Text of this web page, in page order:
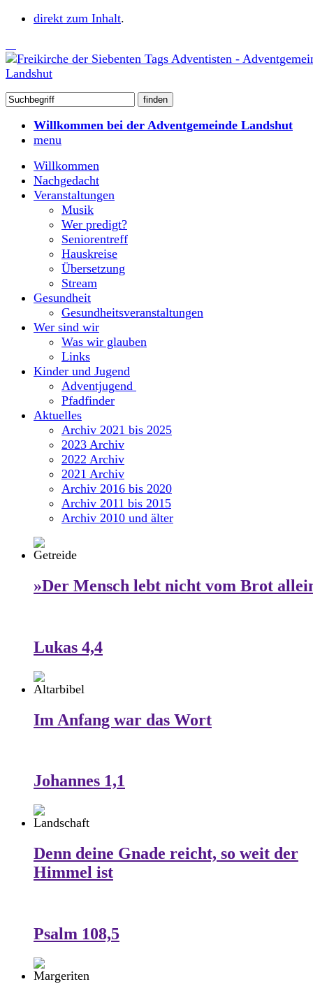
direkt zum Inhalt.
Willkommen bei der Adventgemeinde Landshut
menu
Willkommen
Nachgedacht
Veranstaltungen
Musik
Wer predigt?
Seniorentreff
Hauskreise
Übersetzung
Stream
Gesundheit
Gesundheitsveranstaltungen
Wer sind wir
Was wir glauben
Links
Kinder und Jugend
Adventjugend
Pfadfinder
Aktuelles
Archiv 2021 bis 2025
2023 Archiv
2022 Archiv
2021 Archiv
Archiv 2016 bis 2020
Archiv 2011 bis 2015
Archiv 2010 und älter
»Der Mensch lebt nicht vom Brot
Lukas 4,4
Im Anfang war das Wort
Johannes 1,1
Denn deine Gnade reicht, so weit der
Himmel ist
Psalm 108,5